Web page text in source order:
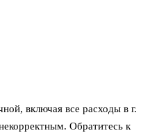
включая все расходы в г.
Обратитесь к